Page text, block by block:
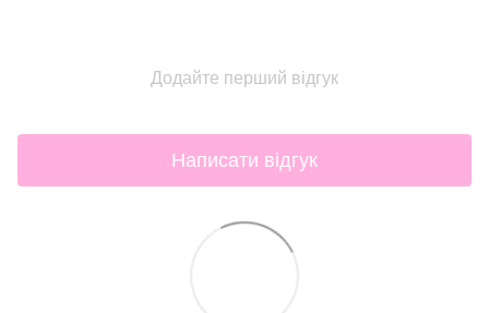
Додайте перший відгук
Написати відгук